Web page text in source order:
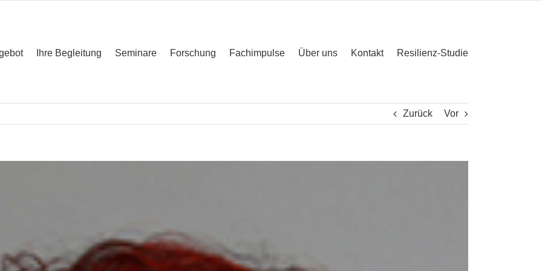
Ihre Begleitung Seminare Forschung Fachimpulse Über uns Kontakt Resilienz-Studie
Zurück Vor